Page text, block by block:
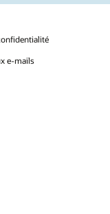
e-mails